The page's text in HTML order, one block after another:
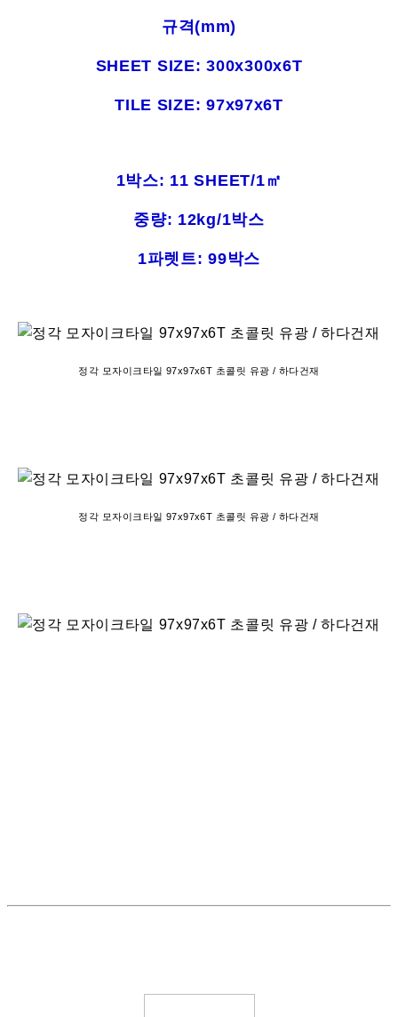
규격(mm)
SHEET SIZE: 300x300x6T
TILE SIZE: 97x97x6T
1박스: 11 SHEET/1㎡
중량: 12kg/1박스
1파렛트: 99박스
정각 모자이크타일 97x97x6T 초콜릿 유광 / 하다건재
정각 모자이크타일 97x97x6T 초콜릿 유광 / 하다건재